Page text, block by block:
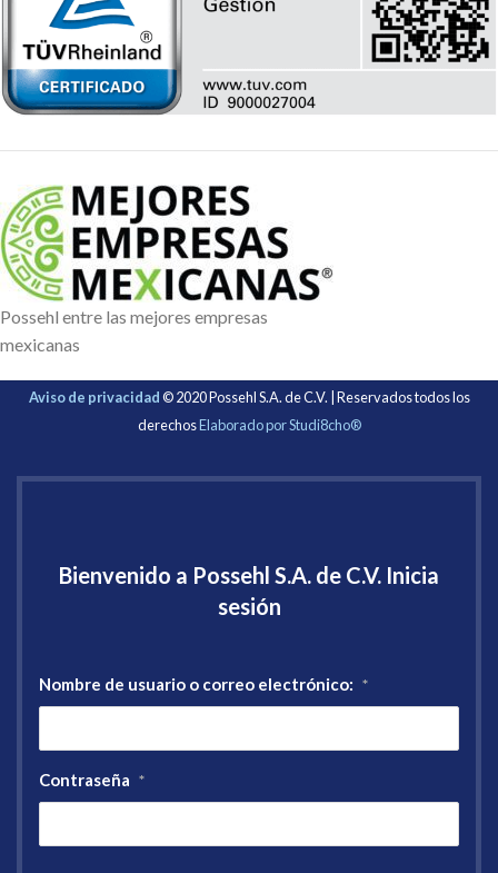
Possehl entre las mejores empresas
mexicanas
Aviso de privacidad© 2020 Possehl S.A. de C.V. | Reservados todos los
derechosElaborado por Studi8cho®
Bienvenido a Possehl S.A. de C.V. Inicia
sesión
Nombre de usuario o correo electrónico: *
Contraseña *